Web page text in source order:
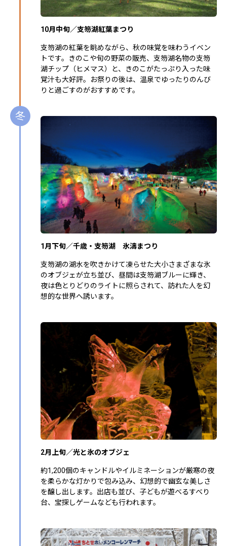
10月中旬／支笏湖紅葉まつり
支笏湖の紅葉を眺めながら、秋の味覚を味わうイベン
トです。きのこや旬の野菜の販売、支笏湖名物の支笏
湖チップ（ヒメマス）と、きのこがたっぷり入った味
覚汁も大好評。お祭りの後は、温泉でゆったりのんび
りと過ごすのがおすすめです。
冬
1月下旬／千歳・支笏湖 氷濤まつり
支笏湖の湖水を吹きかけて凍らせた大小さまざまな氷
のオブジェが立ち並び、昼間は支笏湖ブルーに輝き、
夜は色とりどりのライトに照らされて、訪れた人を幻
想的な世界へ誘います。
2月上旬／光と氷のオブジェ
約1,200個のキャンドルやイルミネーションが厳寒の夜
を柔らかな灯かりで包み込み、幻想的で幽玄な美しさ
を醸し出します。出店も並び、子どもが遊べるすべり
台、宝探しゲームなども行われます。